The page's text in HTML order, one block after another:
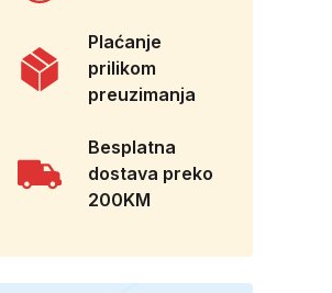
Plaćanje
prilikom
preuzimanja
Besplatna
dostava preko
200KM